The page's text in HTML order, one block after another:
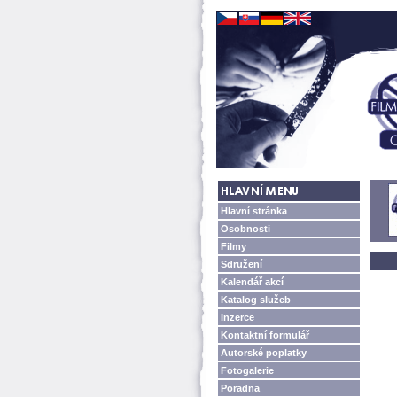
Hlavní stránka
Osobnosti
Filmy
Sdružení
Kalendář akcí
Katalog služeb
Inzerce
Kontaktní formulář
Autorské poplatky
Fotogalerie
Poradna